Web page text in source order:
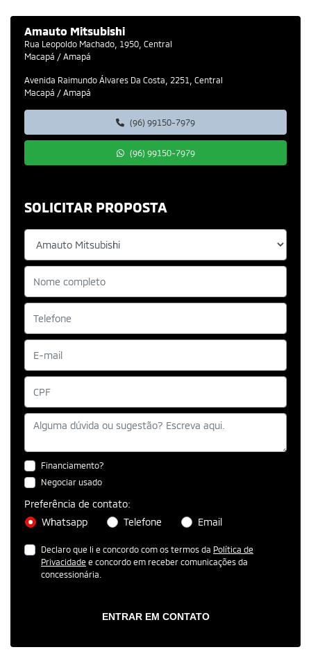
Amauto Mitsubishi
Rua Leopoldo Machado, 1950, Central
Macapá / Amapá
Avenida Raimundo Álvares Da Costa, 2251, Central
Macapá / Amapá
(96) 99150-7979
(96) 99150-7979
SOLICITAR PROPOSTA
Financiamento?
Negociar usado
Preferência de contato:
Whatsapp
Telefone Email
Declaro que li e concordo com os termos da Política de
Privacidade e concordo em receber comunicações da
concessionária.
ENTRAR EM CONTATO